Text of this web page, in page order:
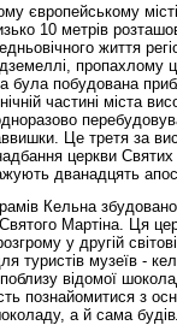
європейському
10 метрів
життя
пропахлому
була побудована
частині міста
Це третя за
церкви Святих
дванадцять
Кельна
Мартіна. Ця
у другій
туристів музеїв -
відомої
познайомитися з
а й сама